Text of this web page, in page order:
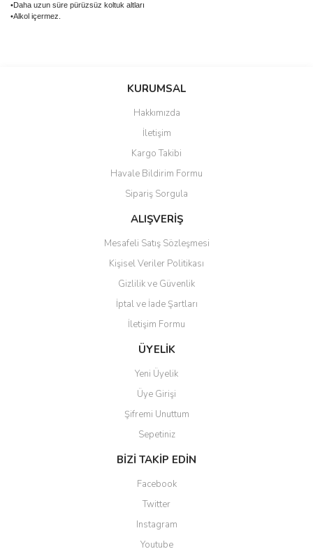
•Daha uzun süre pürüzsüz koltuk altları
•Alkol içermez.
Bu ürüne ilk yorumu siz yapın!
Yorum Yaz
Ürün resmi kalitesiz, bozuk veya görüntülenemiyor.
Ürün açıklamasında eksik bilgiler bulunuyor.
Ürün bilgilerinde hatalar bulunuyor.
Ürün fiyatı diğer sitelerden daha pahalı.
Bu ürüne benzer farklı alternatifler olmalı.
Gönder
KURUMSAL
Hakkımızda
İletişim
Kargo Takibi
Havale Bildirim Formu
Sipariş Sorgula
ALIŞVERİŞ
Mesafeli Satış Sözleşmesi
Kişisel Veriler Politikası
Gizlilik ve Güvenlik
İptal ve İade Şartları
İletişim Formu
ÜYELİK
Yeni Üyelik
Üye Girişi
Şifremi Unuttum
Sepetiniz
BİZİ TAKİP EDİN
Facebook
Twitter
Instagram
Youtube